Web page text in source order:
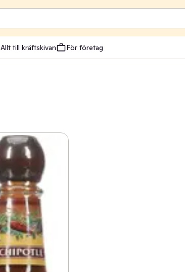
Allt till kräftskivan För företag